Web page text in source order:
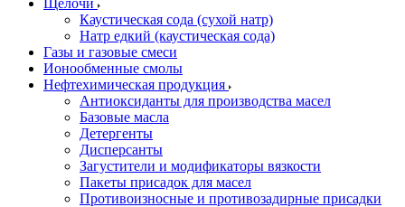
Щёлочи
Каустическая сода (сухой натр)
Натр едкий (каустическая сода)
Газы и газовые смеси
Ионообменные смолы
Нефтехимическая продукция
Антиоксиданты для производства масел
Базовые масла
Детергенты
Дисперсанты
Загустители и модификаторы вязкости
Пакеты присадок для масел
Противоизносные и противозадирные присадки